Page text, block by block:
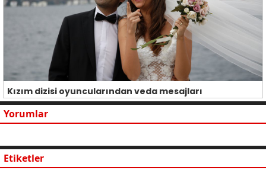
Kızım dizisi oyuncularından veda mesajları
Yorumlar
Etiketler